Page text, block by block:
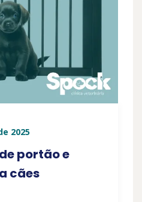
2025
portão e
cães